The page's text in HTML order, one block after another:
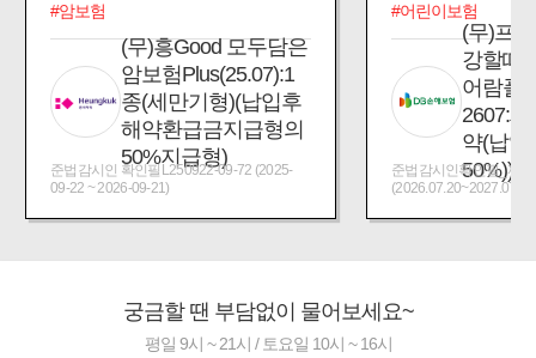
#암보험
(무)흥Good 모두담은
암보험Plus(25.07):1
종(세만기형)(납입후
해약환급금지급형의
50%지급형)
준법감시인 확인필L250922-09-72 (2025-
09-22 ~ 2026-09-21)
#어린이보험
(무)프
강할때
어람플
2607:
약(납입
50%))
준법감시인확인필_제
궁금할 땐 부담없이 물어보세요~
평일 9시 ~ 21시 / 토요일 10시 ~ 16시